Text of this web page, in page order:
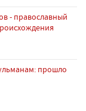
- православный
прошло